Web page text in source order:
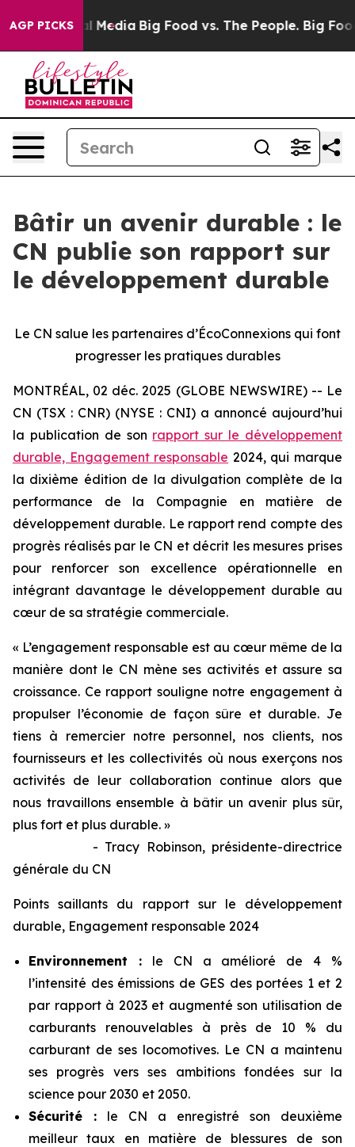
AGP PICKS
Social Media Big Food vs. The People. Big Food’s
Bâtir un avenir durable : le
CN publie son rapport sur
le développement durable
Le CN salue les partenaires d’ÉcoConnexions qui font
progresser les pratiques durables
MONTRÉAL, 02 déc. 2025 (GLOBE NEWSWIRE) -- Le
CN (TSX : CNR) (NYSE : CNI) a annoncé aujourd’hui
la publication de son rapport sur le développement
durable, Engagement responsable 2024, qui marque
la dixième édition de la divulgation complète de la
performance de la Compagnie en matière de
développement durable. Le rapport rend compte des
progrès réalisés par le CN et décrit les mesures prises
pour renforcer son excellence opérationnelle en
intégrant davantage le développement durable au
cœur de sa stratégie commerciale.
« L’engagement responsable est au cœur même de la
manière dont le CN mène ses activités et assure sa
croissance. Ce rapport souligne notre engagement à
propulser l’économie de façon sûre et durable. Je
tiens à remercier notre personnel, nos clients, nos
fournisseurs et les collectivités où nous exerçons nos
activités de leur collaboration continue alors que
nous travaillons ensemble à bâtir un avenir plus sûr,
plus fort et plus durable. »
- Tracy Robinson, présidente-directrice
générale du CN
Points saillants du rapport sur le développement
durable, Engagement responsable 2024
Environnement :le CN a amélioré de 4 %
l’intensité des émissions de GES des portées 1 et 2
par rapport à 2023 et augmenté son utilisation de
carburants renouvelables à près de 10 % du
carburant de ses locomotives. Le CN a maintenu
ses progrès vers ses ambitions fondées sur la
science pour 2030 et 2050.
Sécurité : le CN a enregistré son deuxième
meilleur taux en matière de blessures de son